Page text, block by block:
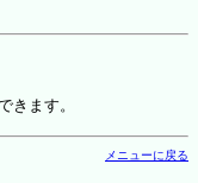
きます。
メニューに戻る